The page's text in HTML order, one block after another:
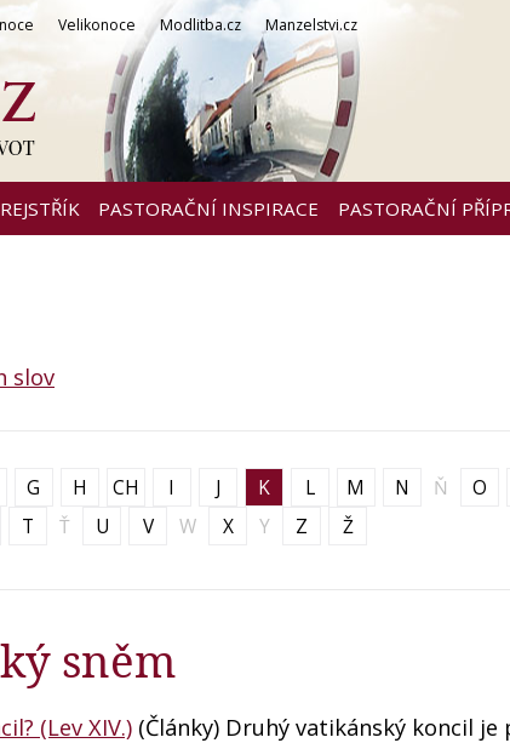
Velikonoce Modlitba.cz Manzelstvi.cz
REJSTŘÍK PASTORAČNÍ INSPIRACE PASTORAČNÍ
slov
G H CH I J K L M N Ň O
T Ť U V W X Y Z Ž
sněm
(Lev XIV.) (Články) Druhý vatikánský koncil je